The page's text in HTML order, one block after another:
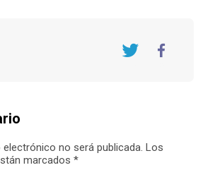
no será publicada. Los
marcados *